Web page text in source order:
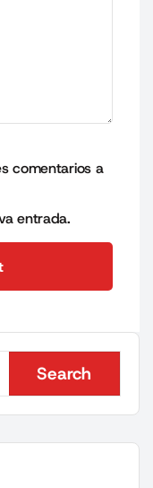
comentarios a
entrada.
Search
Search